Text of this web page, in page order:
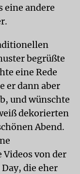
eine andere
begrüßte
eine Rede
er dann aber
und wünschte
dekorierten
Abend.
von der
die eher